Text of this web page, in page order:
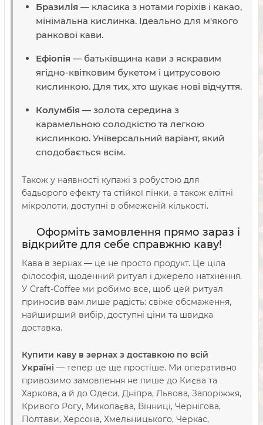
Бразилія — класика з нотами горіхів і какао,
мінімальна кислинка. Ідеально для м'якого
ранкової кави.
Ефіопія — батьківщина кави з яскравим
ягідно-квітковим букетом і цитрусовою
кислинкою. Для тих, хто шукає нові відчуття.
Колумбія — золота середина з
карамельною солодкістю та легкою
кислинкою. Універсальний варіант, який
сподобається всім.
Також у наявності купажі з робустою для
бадьорого ефекту та стійкої пінки, а також елітні
мікролоти, доступні в обмеженій кількості.
Оформіть замовлення прямо зараз і
відкрийте для себе справжню каву!
Кава в зернах — це не просто продукт. Це ціла
філософія, щоденний ритуал і джерело натхнення.
У Craft-Coffee ми робимо все, щоб цей ритуал
приносив вам лише радість: свіже обсмаження,
найширший вибір, доступні ціни та швидка
доставка.
Купити каву в зернах з доставкою по всій
Україні — тепер це ще простіше. Ми оперативно
привозимо замовлення не лише до Києва та
Харкова, а й до Одеси, Дніпра, Львова, Запоріжжя,
Кривого Рогу, Миколаєва, Вінниці, Чернігова,
Полтави, Херсона, Хмельницького, Черкас,